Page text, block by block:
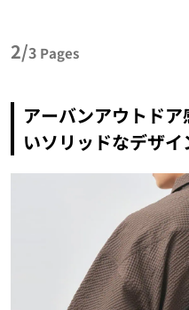
2/3 Pages
アーバンアウトド
いソリッドなデザイ